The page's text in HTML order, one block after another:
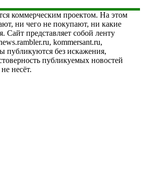
коммерческим проектом. На этом
ни чего не покупают, ни какие
Сайт представляет собой ленту
kommersant.ru,
публикуются без искажения,
публикуемых новостей
несёт.